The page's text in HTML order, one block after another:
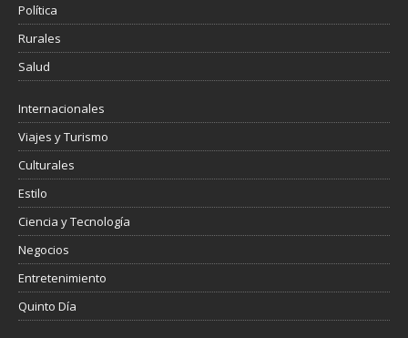
Política
Rurales
Salud
Internacionales
Viajes y Turismo
Culturales
Estilo
Ciencia y Tecnología
Negocios
Entretenimiento
Quinto Día